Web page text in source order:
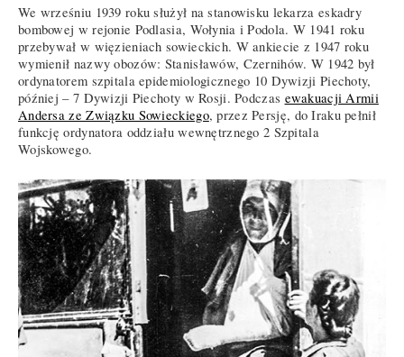
We wrześniu 1939 roku służył na stanowisku lekarza eskadry
bombowej w rejonie Podlasia, Wołynia i Podola. W 1941 roku
przebywał w więzieniach sowieckich. W ankiecie z 1947 roku
wymienił nazwy obozów: Stanisławów, Czernihów. W 1942 był
ordynatorem szpitala epidemiologicznego 10 Dywizji Piechoty,
później – 7 Dywizji Piechoty w Rosji. Podczas ewakuacji Armii
Andersa ze Związku Sowieckiego, przez Persję, do Iraku pełnił
funkcję ordynatora oddziału wewnętrznego 2 Szpitala
Wojskowego.